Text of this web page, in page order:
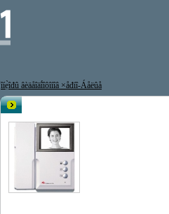
̀îíẹ̀îđû âèäåîäî́îôîíîâ ×åđíî-Áåëûå